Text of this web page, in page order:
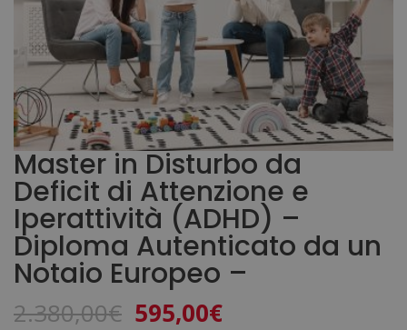
Master in Disturbo da
Deficit di Attenzione e
Iperattività (ADHD) –
Diploma Autenticato da un
Notaio Europeo –
2.380,00€ Il
595,00€Il